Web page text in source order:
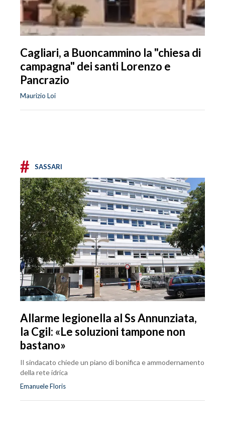
Cagliari, a Buoncammino la "chiesa di
campagna" dei santi Lorenzo e
Pancrazio
Maurizio Loi
# SASSARI
Allarme legionella al Ss Annunziata,
la Cgil: «Le soluzioni tampone non
bastano»
Il sindacato chiede un piano di bonifica e ammodernamento
della rete idrica
Emanuele Floris